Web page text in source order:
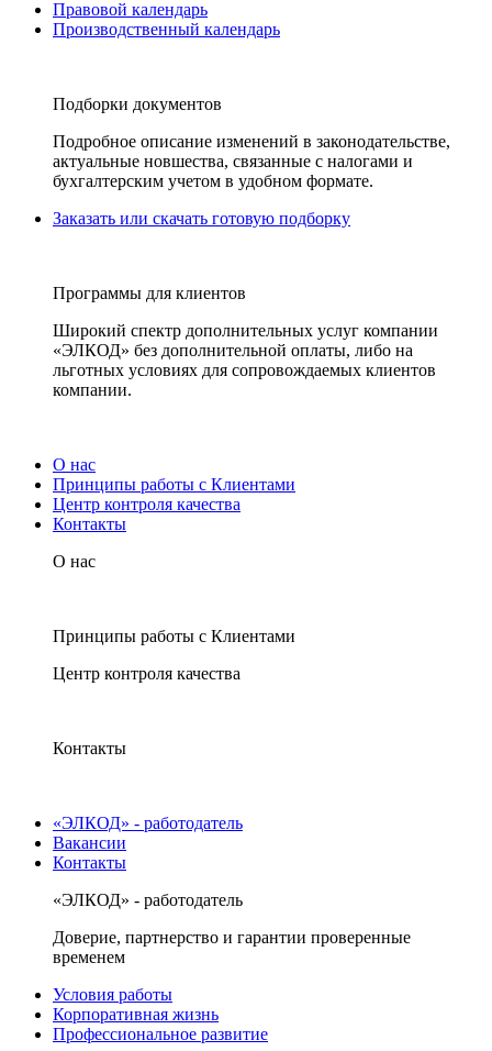
Правовой календарь
Производственный календарь
Подборки документов
Подробное описание изменений в законодательстве,
актуальные новшества, связанные с налогами и
бухгалтерским учетом в удобном формате.
Заказать или скачать готовую подборку
Программы для клиентов
Широкий спектр дополнительных услуг компании
«ЭЛКОД» без дополнительной оплаты, либо на
льготных условиях для сопровождаемых клиентов
компании.
О нас
Принципы работы с Клиентами
Центр контроля качества
Контакты
О нас
Принципы работы с Клиентами
Центр контроля качества
Контакты
«ЭЛКОД» - работодатель
Вакансии
Контакты
«ЭЛКОД» - работодатель
Доверие, партнерство и гарантии проверенные
временем
Условия работы
Корпоративная жизнь
Профессиональное развитие